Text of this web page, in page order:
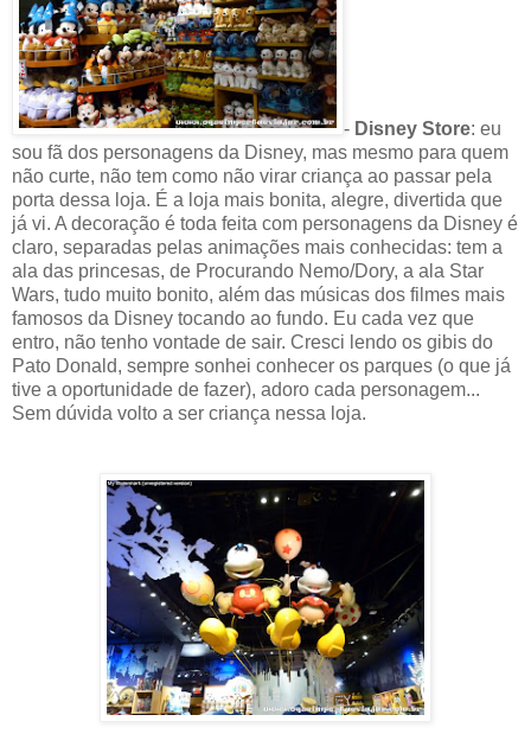
- Disney Store: eu
sou fã dos personagens da Disney, mas mesmo para quem
não curte, não tem como não virar criança ao passar pela
porta dessa loja. É a loja mais bonita, alegre, divertida que
já vi. A decoração é toda feita com personagens da Disney é
claro, separadas pelas animações mais conhecidas: tem a
ala das princesas, de Procurando Nemo/Dory, a ala Star
Wars, tudo muito bonito, além das músicas dos filmes mais
famosos da Disney tocando ao fundo. Eu cada vez que
entro, não tenho vontade de sair. Cresci lendo os gibis do
Pato Donald, sempre sonhei conhecer os parques (o que já
tive a oportunidade de fazer), adoro cada personagem...
Sem dúvida volto a ser criança nessa loja.